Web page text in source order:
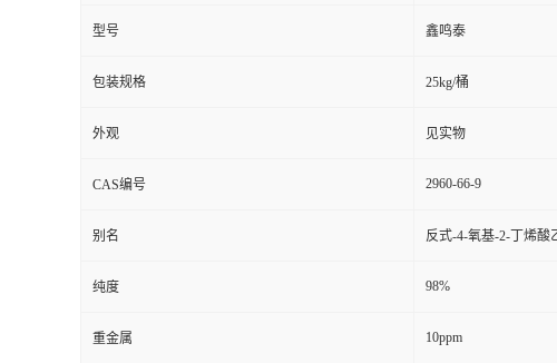
型号 鑫鸣泰
包装规格 25kg/桶
外观 见实物
CAS编号 2960-66-9
别名 反式-4-氧基-2-丁烯酸
纯度 98%
重金属 10ppm